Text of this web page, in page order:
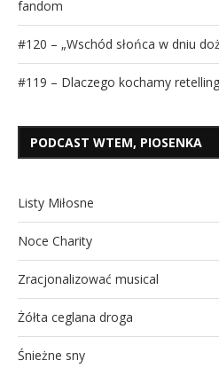
fandom
#120 – „Wschód słońca w dniu
#119 – Dlaczego kochamy
PODCAST WTEM, PIOSENKA
Listy Miłosne
Noce Charity
Zracjonalizować musical
Żółta ceglana droga
Śnieżne sny